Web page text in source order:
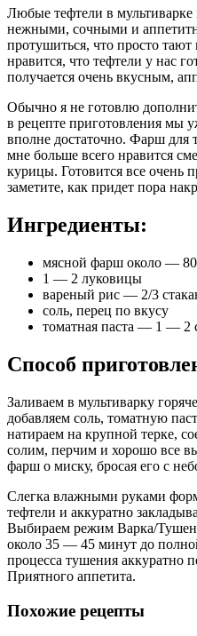
Любые тефтели в мультиварке
нежными, сочными и
протушиться, что просто
нравится, что тефтели у нас
получается очень вкусным,
Обычно я не готовлю
в рецепте приготовления мы
вполне достаточно. Фарш для
мне больше всего нравится
курицы. Готовится все очень
заметите, как придет пора
Ингредиенты:
мясной фарш около —
1 — 2 луковицы
вареный рис — 2/3
соль, перец по вкусу
томатная паста — 1 — 2
Способ
Заливаем в мультиварку
добавляем соль, томатную
натираем на крупной терке,
солим, перчим и хорошо все
фарш о миску, бросая его с
Слегка влажными руками
тефтели и аккуратно
Выбираем режим Варка/
около 35 — 45 минут до
процесса тушения аккуратно
Приятного аппетита.
Похожие рецепты